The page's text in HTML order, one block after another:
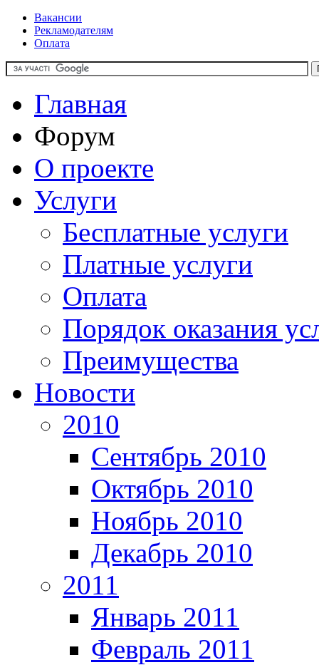
Вакансии
Рекламодателям
Оплата
Главная
Форум
О проекте
Услуги
Бесплатные услуги
Платные услуги
Оплата
Порядок оказания
Преимущества
Новости
2010
Сентябрь 2010
Октябрь 2010
Ноябрь 2010
Декабрь 2010
2011
Январь 2011
Февраль 2011